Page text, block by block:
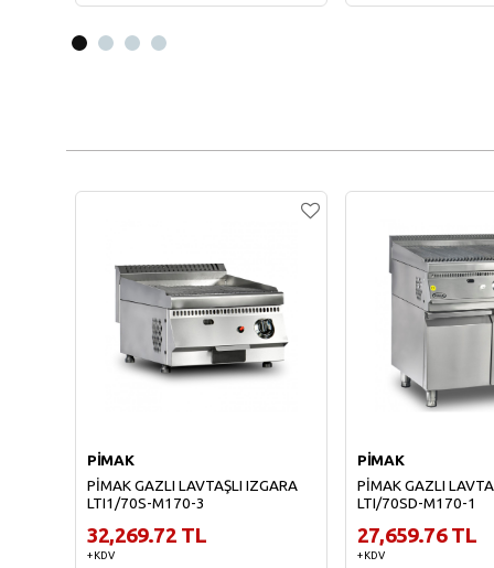
PİMAK
PİMAK GAZLI LAVTAŞLI IZGARA
LTI1/70S-M170-3
32,269.72 TL
+ KDV
PİMAK
PİMAK GAZLI
LTI/70SD-M170-1
27,659.76 TL
+ KDV